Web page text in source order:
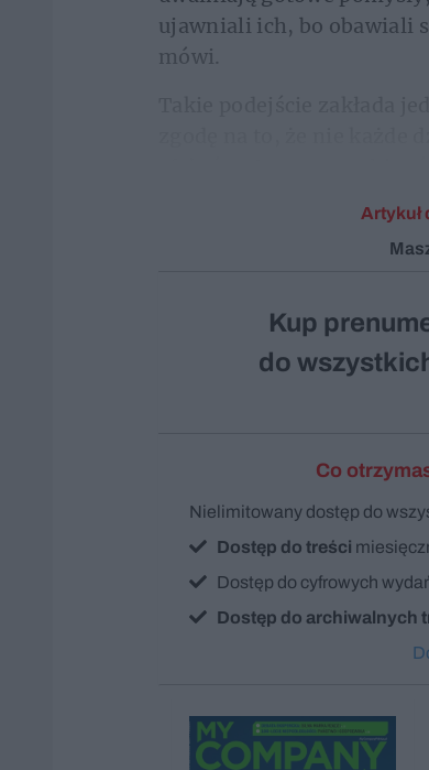
ujawniali ich, bo obawiali
mówi.
Artykuł
Kup
do
Co
Nielimitowany dostęp do
Dostęp do treści
Dostęp do cyfrowych
Dostęp do archiwalnych